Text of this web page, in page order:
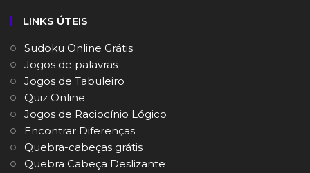
LINKS ÚTEIS
Sudoku Online Grátis
Jogos de palavras
Jogos de Tabuleiro
Quiz Online
Jogos de Raciocínio Lógico
Encontrar Diferenças
Quebra-cabeças grátis
Quebra Cabeça Deslizante